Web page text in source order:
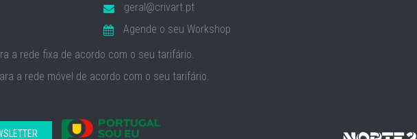
geral@crivart.pt
Agende o seu Workshop
a rede fixa de acordo com o seu tarifário.
a rede móvel de acordo com o seu tarifário.